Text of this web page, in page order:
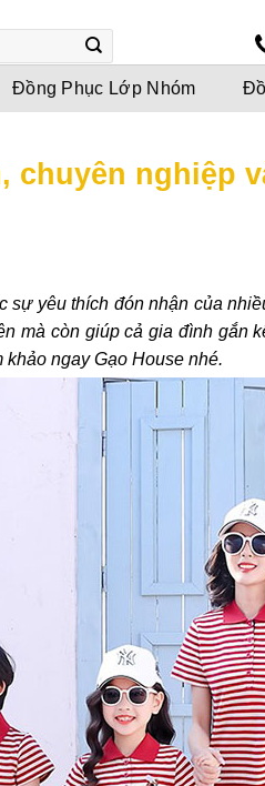
Đồng Phục Lớp Nhóm
chuyên nghiệp
yêu thích đón nhận của
mà còn giúp cả gia đình gắn
ngay Gạo House nhé.